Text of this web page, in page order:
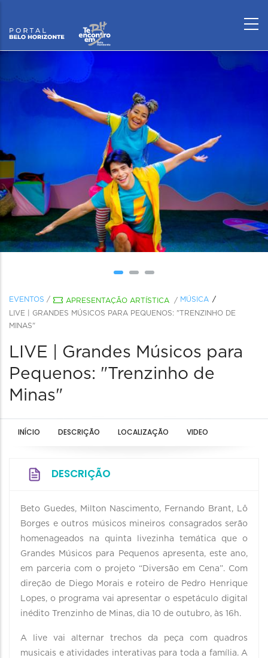
EVENTOS / APRESENTAÇÃO ARTÍSTICA / MÚSICA
LIVE | GRANDES MÚSICOS PARA PEQUENOS: "TRENZINHO DE
MINAS"
LIVE | Grandes Músicos para
Pequenos: "Trenzinho de
Minas"
INÍCIO DESCRIÇÃO LOCALIZAÇÃO VIDEO
DESCRIÇÃO
Beto Guedes, Milton Nascimento, Fernando Brant, Lô
Borges e outros músicos mineiros consagrados serão
homenageados na quinta livezinha temática que o
Grandes Músicos para Pequenos apresenta, este ano,
em parceria com o projeto “Diversão em Cena”. Com
direção de Diego Morais e roteiro de Pedro Henrique
Lopes, o programa vai apresentar o espetáculo digital
inédito Trenzinho de Minas, dia 10 de outubro, às 16h.
A live vai alternar trechos da peça com quadros
musicais e atividades interativas para toda a família. A